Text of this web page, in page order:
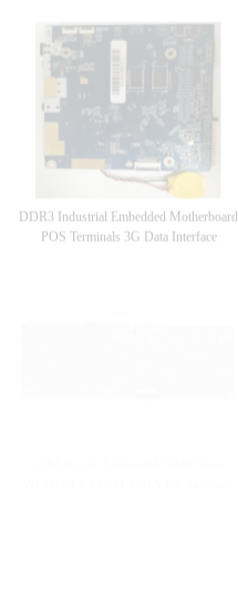
DDR3 Industrial Embedded Motherboard
POS Terminals 3G Data Interface